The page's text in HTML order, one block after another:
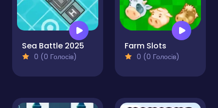
Sea Battle 2025
0 (0 Голосів)
Farm Slots
0 (0 Голосів)